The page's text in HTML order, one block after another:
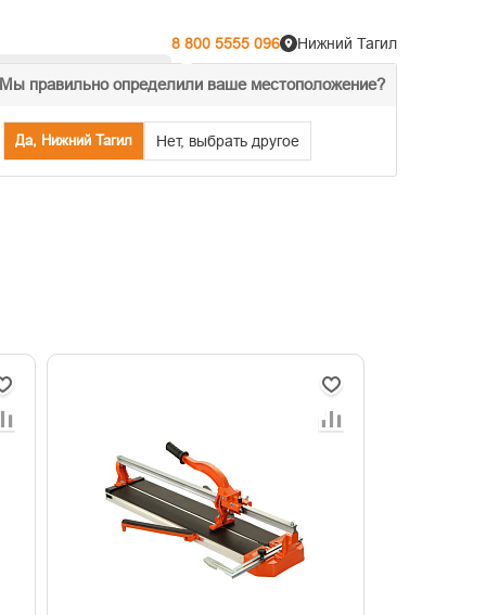
8 800 5555 096
Мы правильно определили ваше местоположение?
Да, Нижний Тагил Нет, выбрать другое
Нижний Тагил
% Акции Распродажа